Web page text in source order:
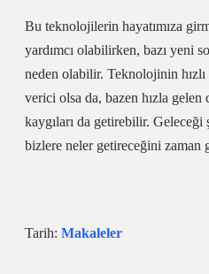
Bu teknolojilerin hayatımıza
yardımcı olabilirken, bazı yeni
neden olabilir. Teknolojinin
verici olsa da, bazen hızla gelen
kaygıları da getirebilir.
bizlere neler getireceğini zaman
Tarih: Makaleler